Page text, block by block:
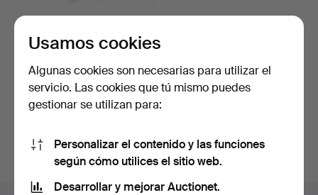
RELOJ DE FRAC. Tissot,
oro de 18k, Suiza, …
Subastado 31 may 2026
8 pujas
1.639 USD
Suscribir búsqueda
Usamos cookies
Algunas cookies son necesarias para utilizar el
servicio. Las cookies que tú mismo puedes
gestionar se utilizan para:
Personalizar el contenido y las funciones
según cómo utilices el sitio web.
Desarrollar y mejorar Auctionet.